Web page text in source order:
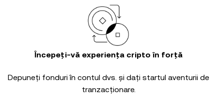
Începeți-vă experiența cripto în forță
Depuneți fonduri în contul dvs. și dați startul aventurii de
tranzacționare.